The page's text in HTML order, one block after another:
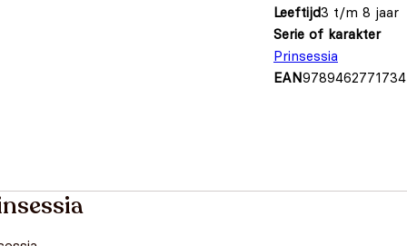
Leeftijd3 t/m 8 jaar
Serie of karakter
Prinsessia
EAN9789462771734